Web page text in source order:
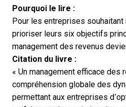
Pourquoi le lire :
Pour les entreprises
prioriser leurs six objectifs
management des revenus
Citation du livre :
« Un management efficace des
compréhension globale des
permettant aux entreprises